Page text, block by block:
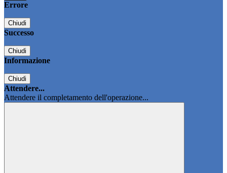
Errore
Chiudi
Successo
Chiudi
Informazione
Chiudi
Attendere...
Attendere il completamento dell'operazione...